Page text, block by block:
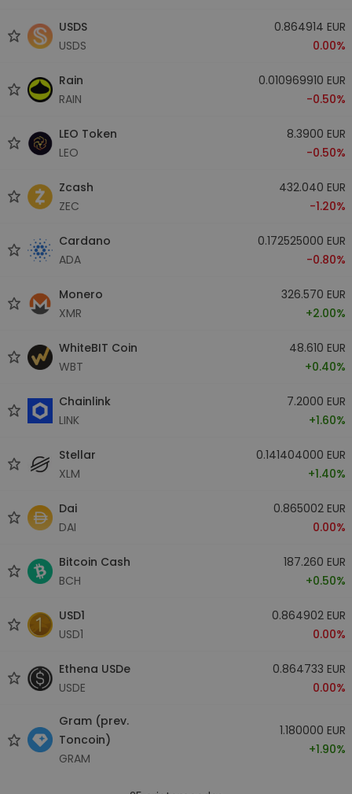
USDS
USDS
0.864914 EUR
0.00%
Rain
RAIN
0.010969910 EUR
-0.50%
LEO Token
LEO
8.3900 EUR
-0.50%
Zcash
ZEC
432.040 EUR
-1.20%
Cardano
ADA
0.172525000 EUR
-0.80%
Monero
XMR
326.570 EUR
+2.00%
WhiteBIT Coin
WBT
48.610 EUR
+0.40%
Chainlink
LINK
7.2000 EUR
+1.60%
Stellar
XLM
0.141404000 EUR
+1.40%
Dai
DAI
0.865002 EUR
0.00%
Bitcoin Cash
BCH
187.260 EUR
+0.50%
USD1
USD1
0.864902 EUR
0.00%
Ethena USDe
USDE
0.864733 EUR
0.00%
Gram (prev.
Toncoin)
GRAM
1.180000 EUR
+1.90%